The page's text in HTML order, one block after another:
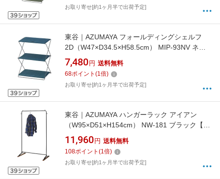
お取り寄せ[約1ヶ月半で出荷予定]
東谷｜AZUMAYA フォールディングシェルフ
2D（W47×D34.5×H58.5cm） MIP-93NV ネイ
ビー
7,480 円 送料無料
68ポイント (1倍)
お取り寄せ[約1ヶ月半で出荷予定]
東谷｜AZUMAYA ハンガーラック アイアン
（W95×D51×H154cm） NW-181 ブラック【キ
ャンセル・返品不可】
11,960 円 送料無料
108ポイント (1倍)
お取り寄せ[約1ヶ月半で出荷予定]